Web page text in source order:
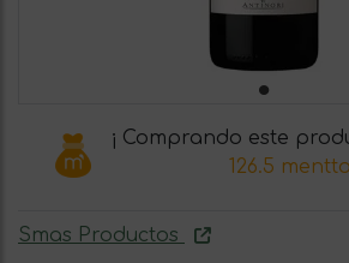
¡ Comprando este
126.5
Smas Productos